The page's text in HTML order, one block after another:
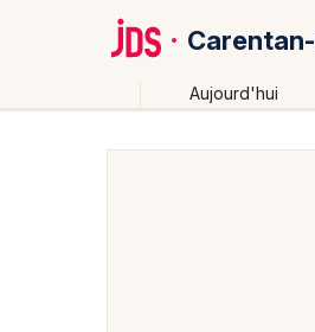
Aujourd'hui